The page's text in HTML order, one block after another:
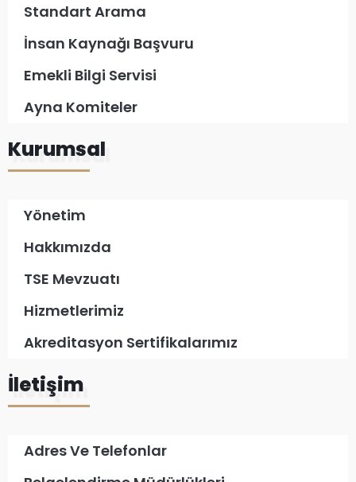
Standart Arama
İnsan Kaynağı Başvuru
Emekli Bilgi Servisi
Ayna Komiteler
Kurumsal
Yönetim
Hakkımızda
TSE Mevzuatı
Hizmetlerimiz
Akreditasyon Sertifikalarımız
İletişim
Adres Ve Telefonlar